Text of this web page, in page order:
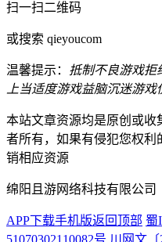
扫一扫二维码
或搜索 qieyoucom
温馨提示： 抵制不良游戏拒
上当适度游戏益脑沉迷游戏
本站文章资源均是原创或
者所有，如果有侵犯您权
销相应资源
绵阳且游网络科技有限公司
APP下载手机版返回顶部 蜀